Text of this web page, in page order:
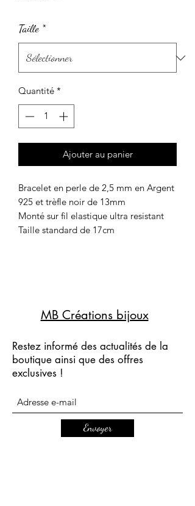
Taille *
Quantité *
Ajouter au panier
Bracelet en perle de 2,5 mm en Argent
925 et trèfle noir de 13mm
Monté sur fil elastique ultra resistant
Taille standard de 17cm
MB Créations bijoux
Restez informé des actualités de la
boutique ainsi que des offres
exclusives !
Envoyer